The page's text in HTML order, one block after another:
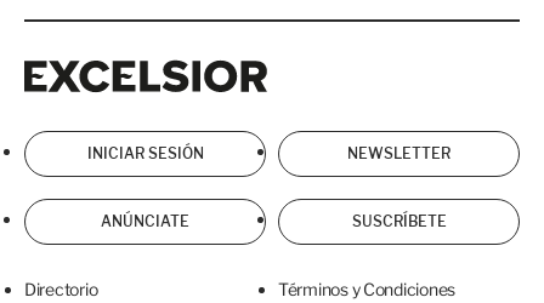
INICIAR SESIÓN NEWSLETTER
ANÚNCIATE SUSCRÍBETE
Directorio Términos y Condiciones